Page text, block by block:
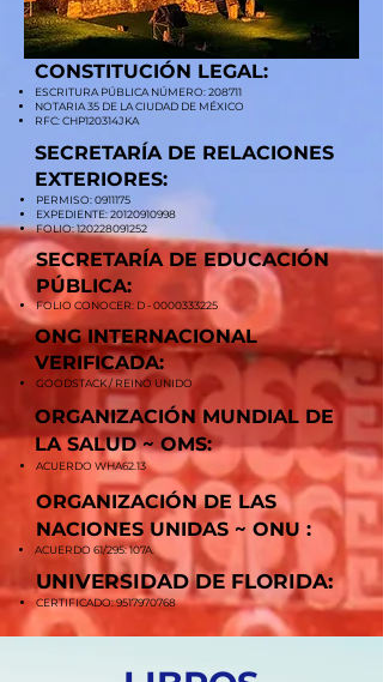
CONSTITUCIÓN LEGAL:
ESCRITURA PÚBLICA NÚMERO: 208711
NOTARIA 35 DE LA CIUDAD DE MÉXICO
RFC: CHP120314JKA
SECRETARÍA DE RELACIONES
EXTERIORES:
PERMISO:0911175
EXPEDIENTE:20120910998
FOLIO:120228091252
SECRETARÍA DE EDUCACIÓN
PÚBLICA:
FOLIO CONOCER: D -0000333225
ONG INTERNACIONAL
VERIFICADA:
GOODSTACK / REINO UNIDO
ORGANIZACIÓN MUNDIAL DE
LA SALUD ~ OMS:
ACUERDO WHA62.13
ORGANIZACIÓN DE LAS
NACIONES UNIDAS ~ ONU :
ACUERDO 61/295: 107A. ​
UNIVERSIDAD DE FLORIDA:
CERTIFICADO:9517970768